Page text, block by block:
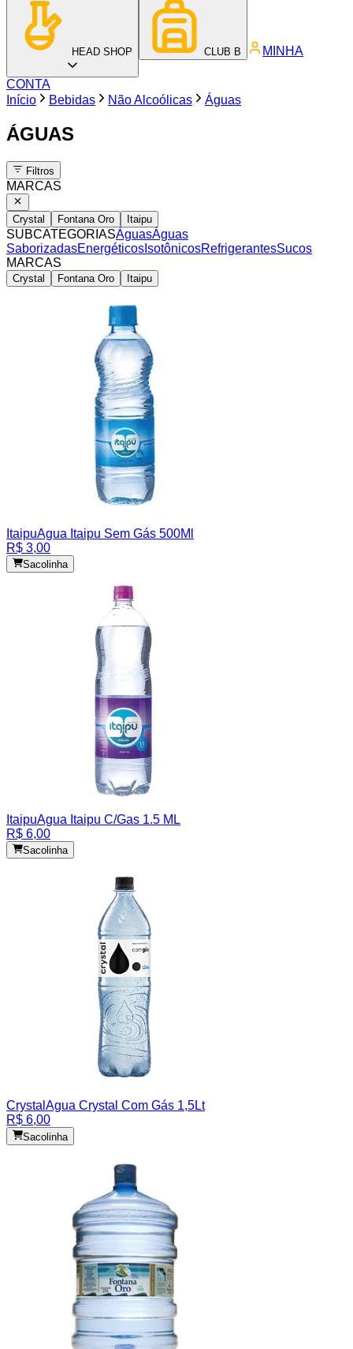
HEAD SHOP CLUB B MINHA
CONTA
Início
Bebidas Não Alcoólicas Águas
ÁGUAS
Filtros
MARCAS
Crystal Fontana Oro Itaipu
SUBCATEGORIASÁguasÁguas
SaborizadasEnergéticos IsotônicosRefrigerantesSucos
MARCAS
Crystal Fontana Oro Itaipu
ItaipuAgua Itaipu Sem Gás 500Ml
R$ 3,00
Sacolinha
ItaipuAgua Itaipu C/Gas 1.5 ML
R$ 6,00
Sacolinha
Crystal Agua Crystal Com Gás 1,5Lt
R$ 6,00
Sacolinha